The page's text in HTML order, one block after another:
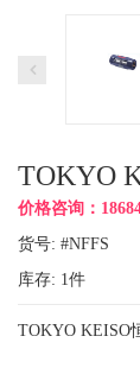
TOKYO
价格咨询：
货号: #NFFS
库存: 1件
TOKYO KEISO